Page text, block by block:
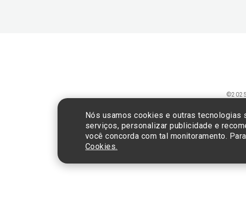
Nós usamos cookies e outras tecnologias
serviços, personalizar publicidade e
você concorda com tal monitoramento.
Cookies.